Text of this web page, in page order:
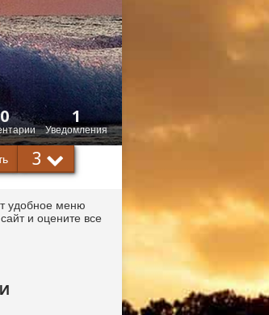
0
Уведомления
1
3
удобное меню
и оцените все